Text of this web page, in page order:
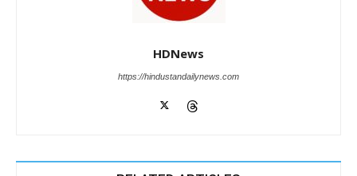
HDNews
https://hindustandailynews.com